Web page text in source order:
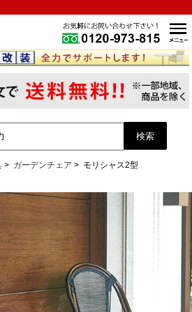
ガーデンチェア モリシャス2型